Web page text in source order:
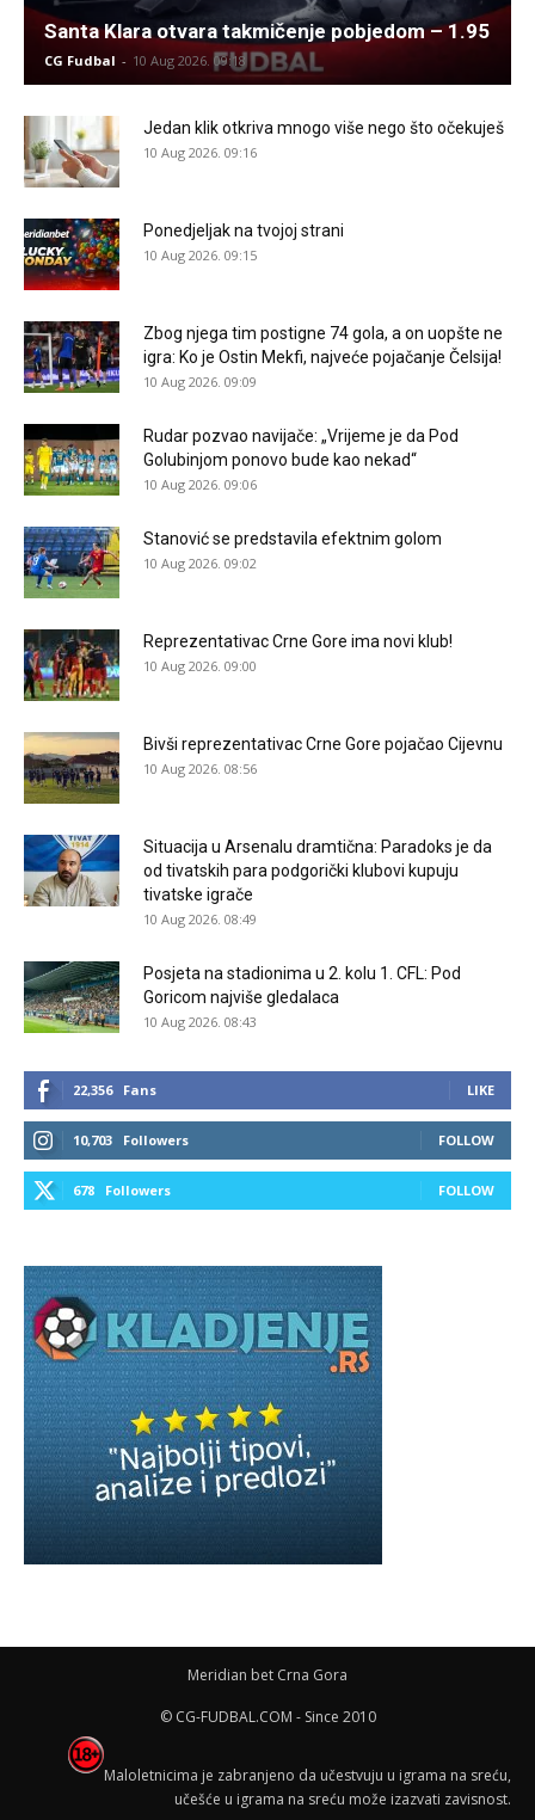
Santa Klara otvara takmičenje pobjedom – 1.95
CG Fudbal - 10 Aug 2026. 09:18
Jedan klik otkriva mnogo više nego što očekuješ
10 Aug 2026. 09:16
Ponedjeljak na tvojoj strani
10 Aug 2026. 09:15
Zbog njega tim postigne 74 gola, a on uopšte ne
igra: Ko je Ostin Mekfi, najveće pojačanje Čelsija!
10 Aug 2026. 09:09
Rudar pozvao navijače: „Vrijeme je da Pod
Golubinjom ponovo bude kao nekad“
10 Aug 2026. 09:06
Stanović se predstavila efektnim golom
10 Aug 2026. 09:02
Reprezentativac Crne Gore ima novi klub!
10 Aug 2026. 09:00
Bivši reprezentativac Crne Gore pojačao Cijevnu
10 Aug 2026. 08:56
Situacija u Arsenalu dramtična: Paradoks je da
od tivatskih para podgorički klubovi kupuju
tivatske igrače
10 Aug 2026. 08:49
Posjeta na stadionima u 2. kolu 1. CFL: Pod
Goricom najviše gledalaca
10 Aug 2026. 08:43
22,356 Fans LIKE
10,703 Followers FOLLOW
678 Followers FOLLOW
Meridian bet Crna Gora
© CG-FUDBAL.COM - Since 2010
Maloletnicima je zabranjeno da učestvuju u igrama na sreću,
učešće u igrama na sreću može izazvati zavisnost.